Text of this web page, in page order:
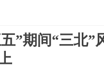
”期间“三北”